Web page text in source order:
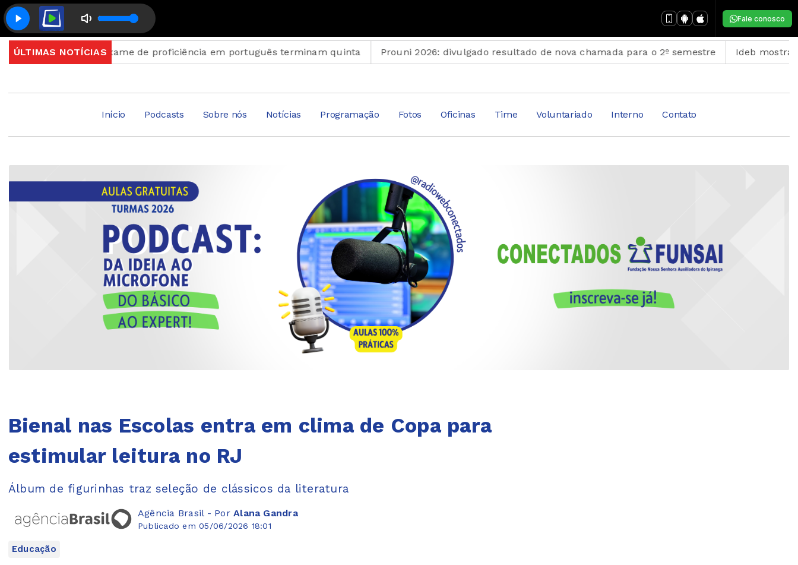
Fale conosco
ÚLTIMAS NOTÍCIAS
para exame de proficiência em português terminam quinta Prouni 2026: divulgado resultado de nova chamada para o 2º semestre Ideb mostra avanço da
Início Podcasts Sobre nós Notícias Programação Fotos Oficinas Time Voluntariado Interno Contato
Bienal nas Escolas entra em clima de Copa para
estimular leitura no RJ
Álbum de figurinhas traz seleção de clássicos da literatura
Agência Brasil - PorAlana Gandra
Publicado em 05/06/2026 18:01
Educação